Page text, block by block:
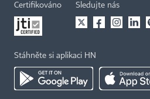
Certifikováno Sledujte nás
Stáhněte si aplikaci HN